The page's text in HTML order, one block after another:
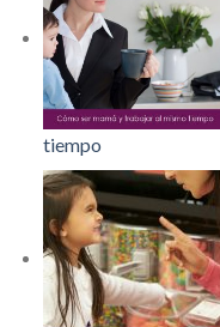
tiempo